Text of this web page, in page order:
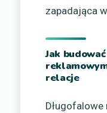
zapadająca
Jak
relacje